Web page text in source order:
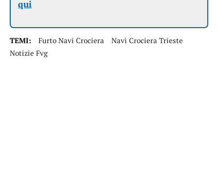
qui
TEMI: Furto Navi Crociera
Navi Crociera Trieste
Notizie Fvg